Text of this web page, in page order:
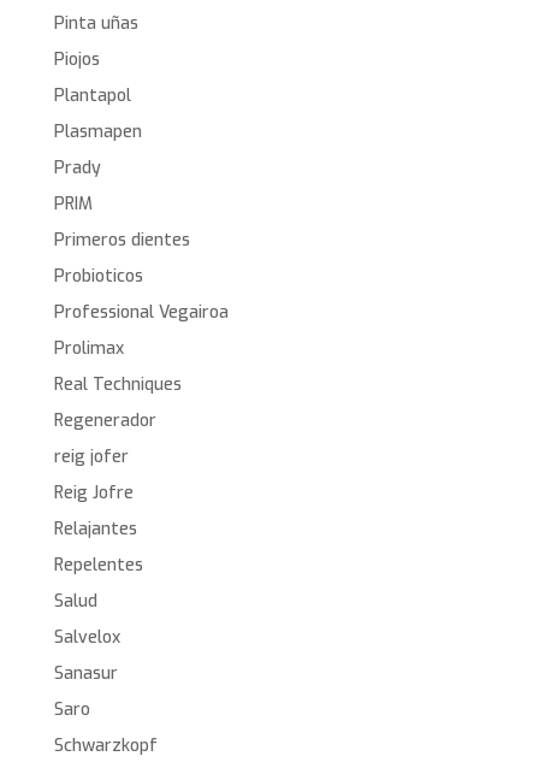
Pinta uñas
Piojos
Plantapol
Plasmapen
Prady
PRIM
Primeros dientes
Probioticos
Professional Vegairoa
Prolimax
Real Techniques
Regenerador
reig jofer
Reig Jofre
Relajantes
Repelentes
Salud
Salvelox
Sanasur
Saro
Schwarzkopf